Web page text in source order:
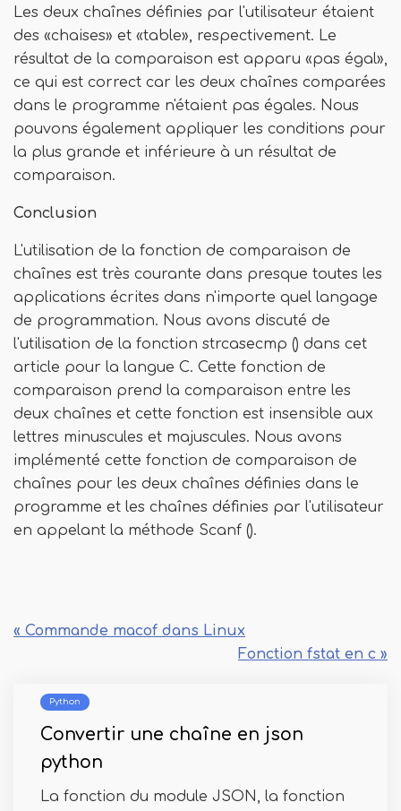
Les deux chaînes définies par l'utilisateur étaient
des «chaises» et «table», respectivement. Le
résultat de la comparaison est apparu «pas égal»,
ce qui est correct car les deux chaînes comparées
dans le programme n'étaient pas égales. Nous
pouvons également appliquer les conditions pour
la plus grande et inférieure à un résultat de
comparaison.
Conclusion
L'utilisation de la fonction de comparaison de
chaînes est très courante dans presque toutes les
applications écrites dans n'importe quel langage
de programmation. Nous avons discuté de
l'utilisation de la fonction strcasecmp () dans cet
article pour la langue C. Cette fonction de
comparaison prend la comparaison entre les
deux chaînes et cette fonction est insensible aux
lettres minuscules et majuscules. Nous avons
implémenté cette fonction de comparaison de
chaînes pour les deux chaînes définies dans le
programme et les chaînes définies par l'utilisateur
en appelant la méthode Scanf ().
« Commande macof dans Linux
Fonction fstat en c »
Python
Convertir une chaîne en json
python
La fonction du module JSON, la fonction